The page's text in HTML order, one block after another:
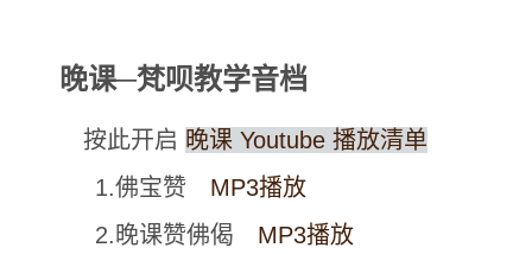
晚课─梵呗教学音档
按此开启 晚课 Youtube 播放清单
1.佛宝赞 MP3播放
2.晚课赞佛偈 MP3播放